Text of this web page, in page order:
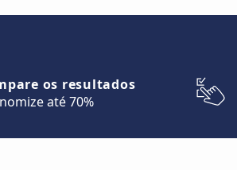
os resultados
até 70%